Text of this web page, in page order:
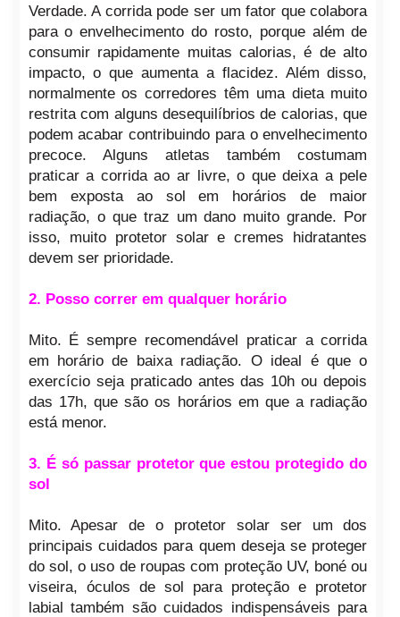
Verdade. A corrida pode ser um fator que colabora
para o envelhecimento do rosto, porque além de
consumir rapidamente muitas calorias, é de alto
impacto, o que aumenta a flacidez. Além disso,
normalmente os corredores têm uma dieta muito
restrita com alguns desequilíbrios de calorias, que
podem acabar contribuindo para o envelhecimento
precoce. Alguns atletas também costumam
praticar a corrida ao ar livre, o que deixa a pele
bem exposta ao sol em horários de maior
radiação, o que traz um dano muito grande. Por
isso, muito protetor solar e cremes hidratantes
devem ser prioridade.
2. Posso correr em qualquer horário
Mito. É sempre recomendável praticar a corrida
em horário de baixa radiação. O ideal é que o
exercício seja praticado antes das 10h ou depois
das 17h, que são os horários em que a radiação
está menor.
3. É só passar protetor que estou protegido do
sol
Mito. Apesar de o protetor solar ser um dos
principais cuidados para quem deseja se proteger
do sol, o uso de roupas com proteção UV, boné ou
viseira, óculos de sol para proteção e protetor
labial também são cuidados indispensáveis para